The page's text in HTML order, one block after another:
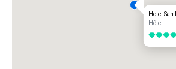
Hotel
Hôtel
4 sur 5